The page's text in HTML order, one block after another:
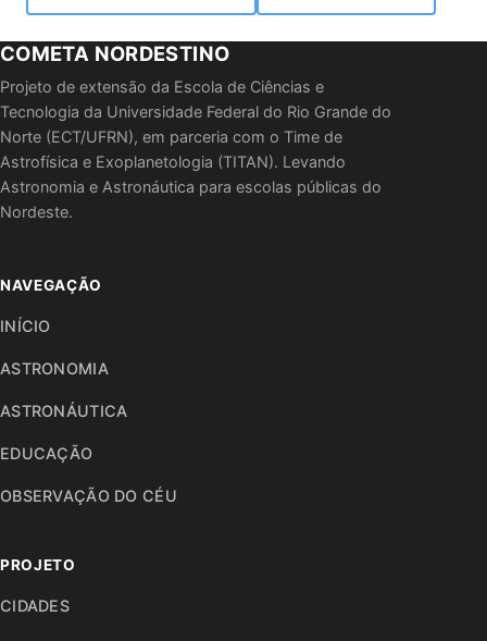
COMETA NORDESTINO
Projeto de extensão da Escola de Ciências e
Tecnologia da Universidade Federal do Rio Grande do
Norte (ECT/UFRN), em parceria com o Time de
Astrofísica e Exoplanetologia (TITAN). Levando
Astronomia e Astronáutica para escolas públicas do
Nordeste.
NAVEGAÇÃO
INÍCIO
ASTRONOMIA
ASTRONÁUTICA
EDUCAÇÃO
OBSERVAÇÃO DO CÉU
PROJETO
CIDADES